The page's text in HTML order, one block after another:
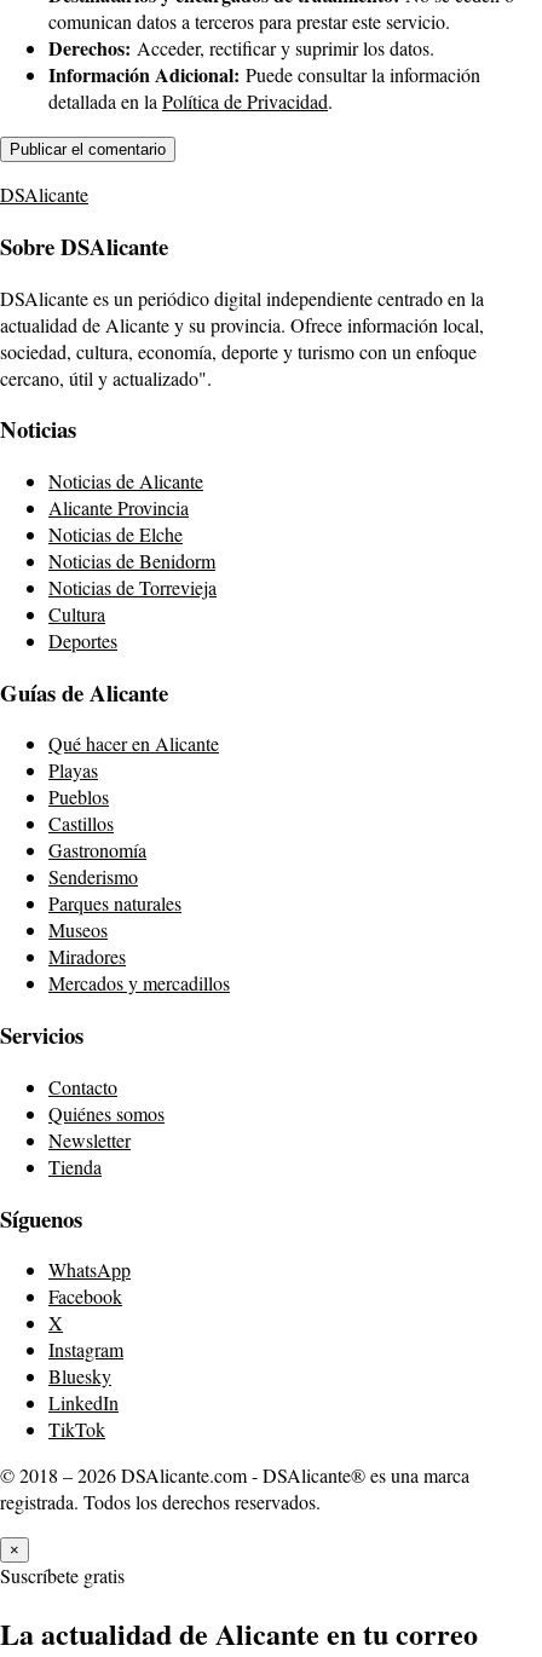
comunican datos a terceros para prestar este servicio.
Derechos: Acceder, rectificar y suprimir los datos.
Información Adicional: Puede consultar la información
detallada en la Política de Privacidad.
DSAlicante
Sobre DSAlicante
DSAlicante es un periódico digital independiente centrado en la
actualidad de Alicante y su provincia. Ofrece información local,
sociedad, cultura, economía, deporte y turismo con un enfoque
cercano, útil y actualizado".
Noticias
Noticias de Alicante
Alicante Provincia
Noticias de Elche
Noticias de Benidorm
Noticias de Torrevieja
Cultura
Deportes
Guías de Alicante
Qué hacer en Alicante
Playas
Pueblos
Castillos
Gastronomía
Senderismo
Parques naturales
Museos
Miradores
Mercados y mercadillos
Servicios
Contacto
Quiénes somos
Newsletter
Tienda
Síguenos
WhatsApp
Facebook
X
Instagram
Bluesky
LinkedIn
TikTok
© 2018 – 2026 DSAlicante.com - DSAlicante® es una marca
registrada. Todos los derechos reservados.
×
Suscríbete gratis
La actualidad de Alicante en tu correo